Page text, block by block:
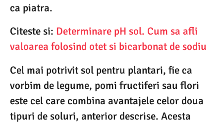
ca piatra.
Citeste si: Determinare pH sol. Cum sa afli
valoarea folosind otet si bicarbonat de sodiu
Cel mai potrivit sol pentru plantari, fie ca
vorbim de legume, pomi fructiferi sau flori
este cel care combina avantajele celor doua
tipuri de soluri, anterior descrise. Acesta